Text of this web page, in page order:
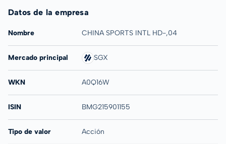
Datos de la empresa
Nombre CHINA SPORTS INTL HD-,04
Mercado principal SGX
WKN A0Q16W
ISIN BMG215901155
Tipo de valor Acción